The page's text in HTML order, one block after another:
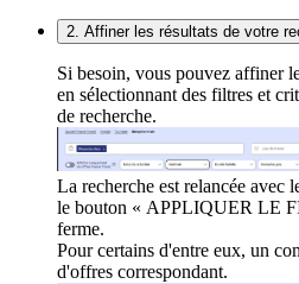
2. Affiner les résultats de votre
Si besoin, vous pouvez affiner
en sélectionnant des filtres et
de recherche.
La recherche est relancée avec
le bouton « APPLIQUER LE
ferme.
Pour certains d'entre eux, un
d'offres correspondant.